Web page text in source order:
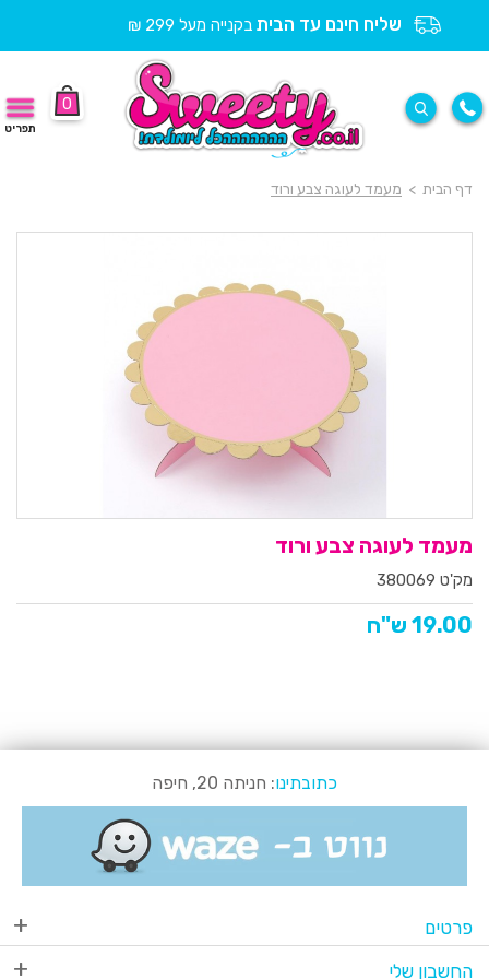
שליח חינם עד הבית בקנייה מעל 299 ₪
0
תפריט
דף הבית > מעמד לעוגה צבע ורוד
מעמד לעוגה צבע ורוד
מק'ט 380069
19.00 ש"ח
כתובתינו: חניתה 20, חיפה
פרטים
החשבון שלי